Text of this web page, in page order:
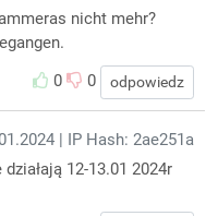
nicht mehr?
0
0 odpowiedz
| IP Hash: 2ae251a
12-13.01 2024r